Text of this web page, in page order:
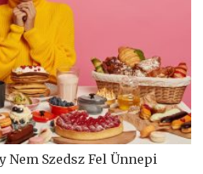
Nem Szedsz Fel Ünnepi